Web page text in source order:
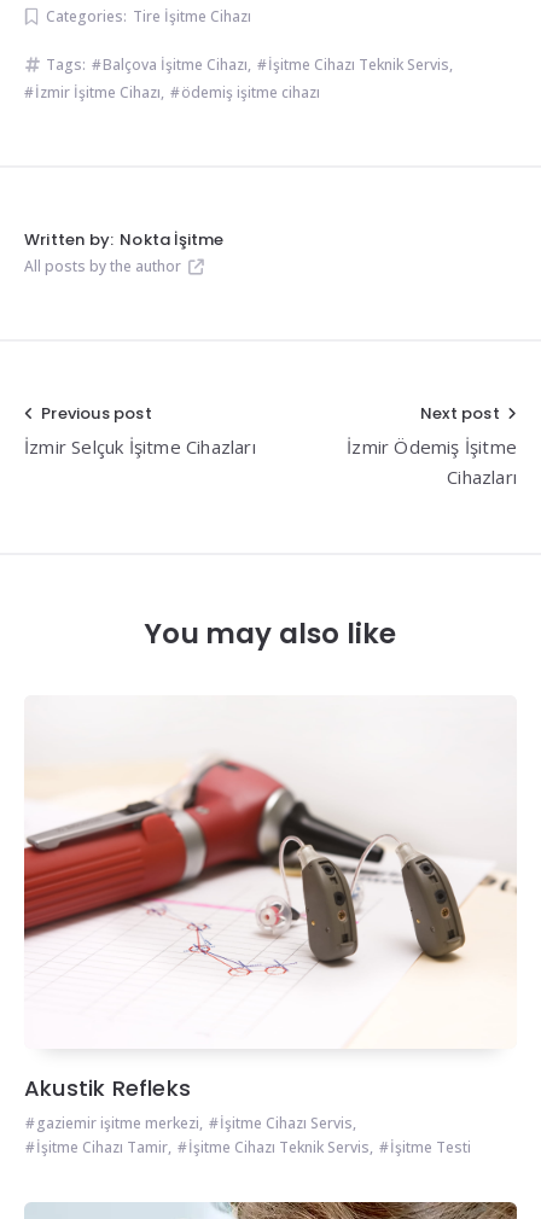
Categories: Tire İşitme Cihazı
Tags: Balçova İşitme Cihazı, İşitme Cihazı Teknik Servis,
İzmir İşitme Cihazı, ödemiş işitme cihazı
Written by: Nokta İşitme
All posts by the author
Yazı
gezinmesi
Previous post
İzmir Selçuk İşitme Cihazları
Next post
İzmir Ödemiş İşitme
Cihazları
You may also like
Akustik Refleks
gaziemir işitme merkezi, İşitme Cihazı Servis,
İşitme Cihazı Tamir, İşitme Cihazı Teknik Servis, İşitme Testi